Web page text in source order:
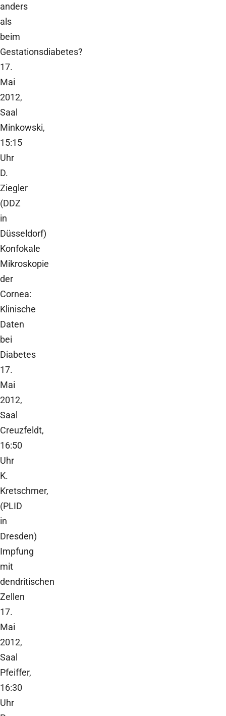
anders
als
beim
Gestationsdiabetes?
17.
Mai
2012,
Saal
Minkowski,
15:15
Uhr
D.
Ziegler
(DDZ
in
Düsseldorf)
Konfokale
Mikroskopie
der
Cornea:
Klinische
Daten
bei
Diabetes
17.
Mai
2012,
Saal
Creuzfeldt,
16:50
Uhr
K.
Kretschmer,
(PLID
in
Dresden)
Impfung
mit
dendritischen
Zellen
17.
Mai
2012,
Saal
Pfeiffer,
16:30
Uhr